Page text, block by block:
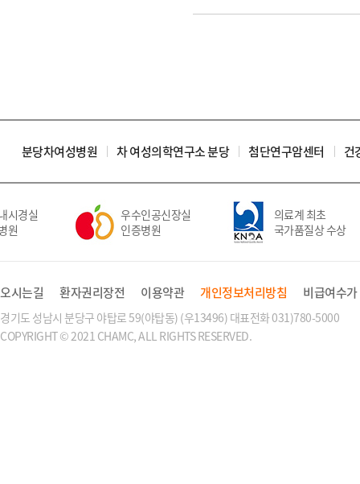
분당차여성병원 차 여성의학연구소 분당 첨단연구암센터 건
경실
우수인공신장실
인증병원
의료계 최초
국가품질상 수상
오시는길 환자권리장전 이용약관 개인정보처리방침 비급여수가
경기도 성남시 분당구 야탑로 59(야탑동) (우13496) 대표전화 031)780-5000
COPYRIGHT © 2021 CHAMC, ALL RIGHTS RESERVED.